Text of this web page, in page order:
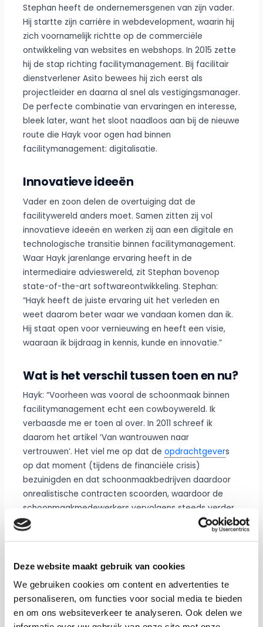
Deze website maakt gebruik van cookies
We gebruiken cookies om content en advertenties te
personaliseren, om functies voor social media te bieden
en om ons websiteverkeer te analyseren. Ook delen we
Stephan heeft de ondernemersgenen van zijn vader.
Hij startte zijn carrière in webdevelopment, waarin hij
zich voornamelijk richtte op de commerciële
ontwikkeling van websites en webshops. In 2015 zette
hij de stap richting facilitymanagement. Bij facilitair
dienstverlener Asito bewees hij zich eerst als
projectleider en daarna al snel als vestigingsmanager.
De perfecte combinatie van ervaringen en interesse,
bleek later, want het sloot naadloos aan bij de nieuwe
route die Hayk voor ogen had binnen
facilitymanagement: digitalisatie.
Innovatieve ideeën
Vader en zoon delen de overtuiging dat de
facilitywereld anders moet. Samen zitten zij vol
innovatieve ideeën en werken zij aan een digitale en
technologische transitie binnen facilitymanagement.
Waar Hayk jarenlange ervaring heeft in de
intermediaire advieswereld, zit Stephan bovenop
state-of-the-art softwareontwikkeling. Stephan:
“Hayk heeft de juiste ervaring uit het verleden en
weet daarom beter waar we vandaan komen dan ik.
Hij staat open voor vernieuwing en heeft een visie,
waaraan ik bijdraag in kennis, kunde en innovatie.”
Wat is het verschil tussen toen en nu?
Hayk: “Voorheen was vooral de schoonmaak binnen
facilitymanagement echt een cowboywereld. Ik
verbaasde me er toen al over. In 2011 schreef ik
daarom het artikel ‘Van wantrouwen naar
vertrouwen’. Het viel me op dat de opdrachtgevers
op dat moment (tijdens de financiële crisis)
bezuinigden en dat schoonmaakbedrijven daardoor
onrealistische contracten scoorden, waardoor de
schoonmaakmedewerkers vervolgens steeds verder
onder druk kwamen te staan. Zij moesten die
onrealistische contracten immers tot uitvoering
prijzenoorlog.”
Hayk merkte een negatieve spiraal op, waarbij de
focus zeker niet lag op verbetering van
dienstverlening en innovatie. Ook Stephan ziet dat de